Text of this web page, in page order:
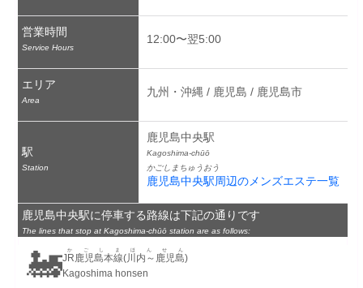
営業時間
Service Hours
12:00〜翌5:00
エリア
Area
九州・沖縄 / 鹿児島 / 鹿児島市
駅
Station
鹿児島中央駅
Kagoshima-chūō
かごしまちゅうおう
鹿児島中央駅周辺のメンズエステ一覧
鹿児島中央駅に停車する路線は下記の通りです
The lines that stop at Kagoshima-chūō station are as follows:
🚂JR鹿児島本線(川内～鹿児島)
かごしまほんせん
Kagoshima honsen